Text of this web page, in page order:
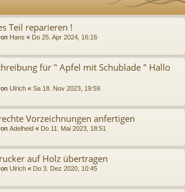
Teil reparieren !
Hans « Do 25. Apr 2024, 16:16
für " Apfel mit Schublade " Hallo
Ulrich « Sa 18. Nov 2023, 19:59
Vorzeichnungen anfertigen
Adelheid « Do 11. Mai 2023, 18:51
auf Holz übertragen
Ulrich « Do 3. Dez 2020, 10:45